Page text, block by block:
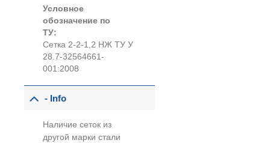
Условное
обозначение по
ТУ:
Сетка 2-2-1,2 НЖ ТУ У
28.7-32564661-
001:2008
- Info
Наличие сеток из
другой марки стали